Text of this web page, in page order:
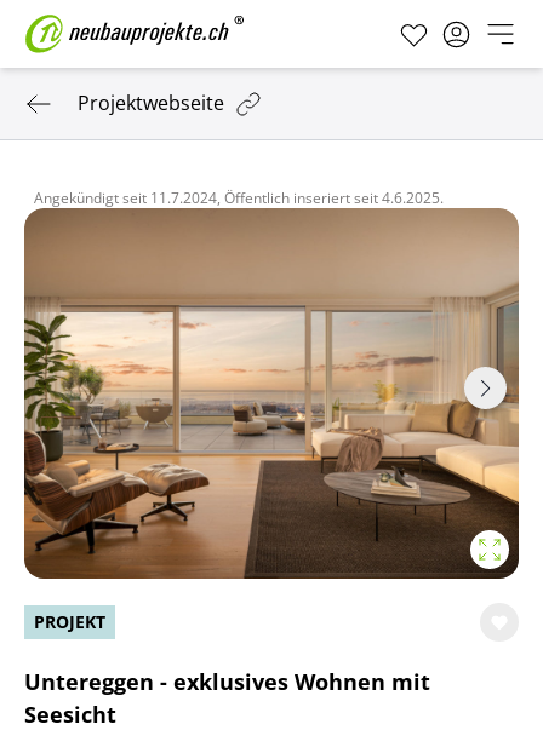
Projektwebseite
Angekündigt seit 11.7.2024, Öffentlich inseriert seit4.6.2025.
PROJEKT
Untereggen - exklusives Wohnen mit
Seesicht